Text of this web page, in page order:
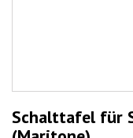
Schalttafel für